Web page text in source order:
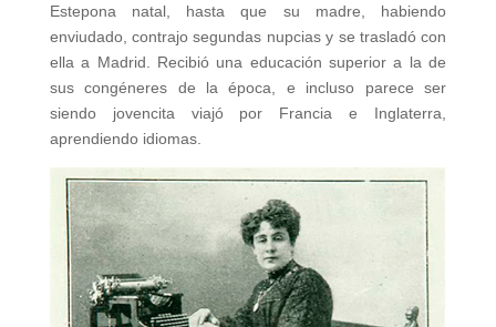
Estepona natal, hasta que su madre, habiendo
enviudado, contrajo segundas nupcias y se trasladó con
ella a Madrid. Recibió una educación superior a la de
sus congéneres de la época, e incluso parece ser
siendo jovencita viajó por Francia e Inglaterra,
aprendiendo idiomas.